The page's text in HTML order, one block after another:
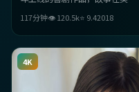
极限，人物只能做出更艰难的选
择。整体群戏张力十足，适合一
口气追完。
117分钟👁120.5k⭐ 9.42018
4K